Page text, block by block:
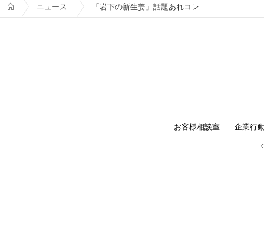
ニュース 「岩下の新生姜」話題あれコレ
お客様相談室 企業行